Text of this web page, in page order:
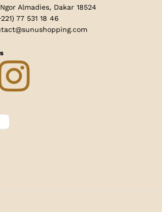
Almadies, Dakar 18524
77 531 18 46